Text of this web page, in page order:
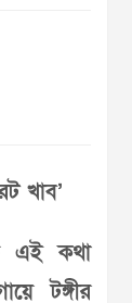
খাব’
এই কথা
টঙ্গীর